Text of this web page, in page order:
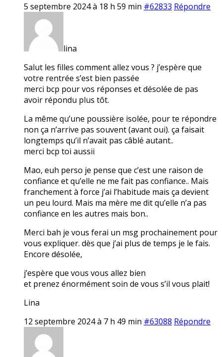
5 septembre 2024 à 18 h 59 min #62833 Répondre
lina
Salut les filles comment allez vous ? j’espère que
votre rentrée s’est bien passée
merci bcp pour vos réponses et désolée de pas
avoir répondu plus tôt.
La même qu’une poussière isolée, pour te répondre
non ça n’arrive pas souvent (avant oui). ça faisait
longtemps qu’il n’avait pas câblé autant..
merci bcp toi aussii
Mao, euh perso je pense que c’est une raison de
confiance et qu’elle ne me fait pas confiance.. Mais
franchement à force j’ai l’habitude mais ça devient
un peu lourd. Mais ma mère me dit qu’elle n’a pas
confiance en les autres mais bon..
Merci bah je vous ferai un msg prochainement pour
vous expliquer. dès que j’ai plus de temps je le fais.
Encore désolée,
j’espère que vous vous allez bien
et prenez énormément soin de vous s’il vous plait!
Lina
12 septembre 2024 à 7 h 49 min #63088 Répondre